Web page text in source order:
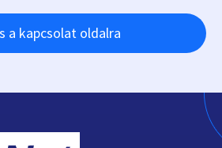
a kapcsolat oldalra